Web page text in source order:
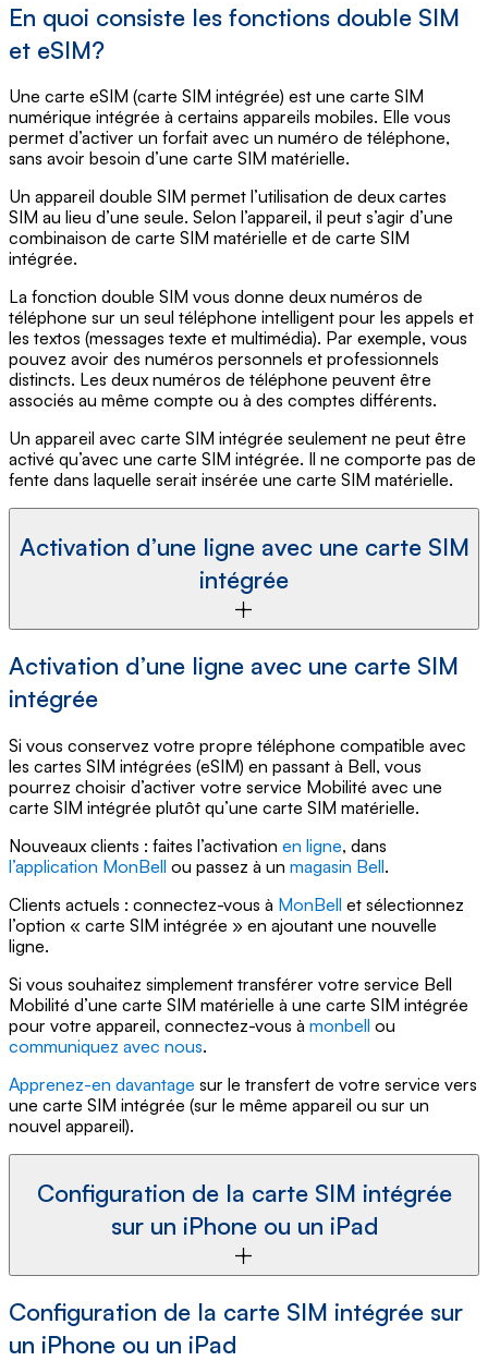
En quoi consiste les fonctions double SIM
et eSIM?
Une carte eSIM (carte SIM intégrée) est une carte SIM
numérique intégrée à certains appareils mobiles. Elle vous
permet d’activer un forfait avec un numéro de téléphone,
sans avoir besoin d’une carte SIM matérielle.
Un appareil double SIM permet l’utilisation de deux cartes
SIM au lieu d’une seule. Selon l’appareil, il peut s’agir d’une
combinaison de carte SIM matérielle et de carte SIM
intégrée.
La fonction double SIM vous donne deux numéros de
téléphone sur un seul téléphone intelligent pour les appels et
les textos (messages texte et multimédia). Par exemple, vous
pouvez avoir des numéros personnels et professionnels
distincts. Les deux numéros de téléphone peuvent être
associés au même compte ou à des comptes différents.
Un appareil avec carte SIM intégrée seulement ne peut être
activé qu’avec une carte SIM intégrée. Il ne comporte pas de
fente dans laquelle serait insérée une carte SIM matérielle.
Activation d’une ligne avec une carte SIM
intégrée
Activation d’une ligne avec une carte SIM
intégrée
Si vous conservez votre propre téléphone compatible avec
les cartes SIM intégrées (eSIM) en passant à Bell, vous
pourrez choisir d’activer votre service Mobilité avec une
carte SIM intégrée plutôt qu’une carte SIM matérielle.
Nouveaux clients : faites l’activation en ligne, dans
l’application MonBell ou passez à un magasin Bell.
Clients actuels : connectez-vous à MonBell et sélectionnez
l’option « carte SIM intégrée » en ajoutant une nouvelle
ligne.
Si vous souhaitez simplement transférer votre service Bell
Mobilité d’une carte SIM matérielle à une carte SIM intégrée
pour votre appareil, connectez-vous à monbell ou
communiquez avec nous.
Apprenez-en davantage sur le transfert de votre service vers
une carte SIM intégrée (sur le même appareil ou sur un
nouvel appareil).
Configuration de la carte SIM intégrée
sur un iPhone ou un iPad
Configuration de la carte SIM intégrée sur
un iPhone ou un iPad